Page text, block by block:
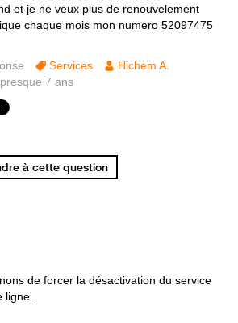
et je ne veux plus de renouvelement
chaque mois mon numero 52097475
Services
Hichem A.
7 ans
à cette question
de forcer la désactivation du service
.